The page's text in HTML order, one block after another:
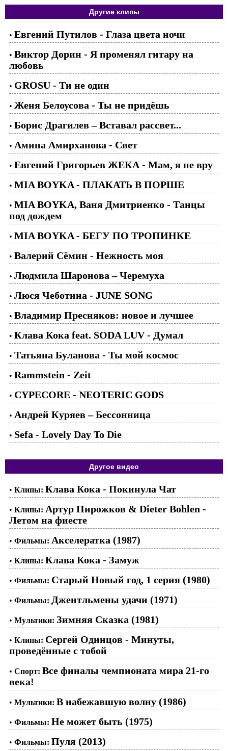
Другие клипы
• Евгений Путилов - Глаза цвета ночи
• Виктор Дорин - Я променял гитару на
любовь
• GROSU - Ти не один
• Женя Белоусова - Ты не придёшь
• Борис Драгилев – Вставал рассвет...
• Амина Амирханова - Свет
• Евгений Григорьев ЖЕКА - Мам, я не вру
• MIA BOYKA - ПЛАКАТЬ В ПОРШЕ
• MIA BOYKA, Ваня Дмитриенко - Танцы
под дождем
• MIA BOYKA - БЕГУ ПО ТРОПИНКЕ
• Валерий Сёмин - Нежность моя
• Людмила Шаронова – Черемуха
• Люся Чеботина - JUNE SONG
• Владимир Пресняков: новое и лучшее
• Клава Кока feat. SODA LUV - Думал
• Татьяна Буланова - Ты мой космос
• Rammstein - Zeit
• CYPECORE - NEOTERIC GODS
• Андрей Куряев – Бессонница
• Sefa - Lovely Day To Die
Другое видео
• Клипы: Клава Кока - Покинула Чат
• Клипы: Артур Пирожков & Dieter Bohlen -
Летом на фиесте
• Фильмы: Акселератка (1987)
• Клипы: Клава Кока - Замуж
• Фильмы: Старый Новый год, 1 серия (1980)
• Фильмы: Джентльмены удачи (1971)
• Мультики: Зимняя Сказка (1981)
• Клипы: Сергей Одинцов - Минуты,
проведённые с тобой
• Спорт: Все финалы чемпионата мира 21-го
века!
• Мультики: В набежавшую волну (1986)
• Фильмы: Не может быть (1975)
• Фильмы: Пуля (2013)